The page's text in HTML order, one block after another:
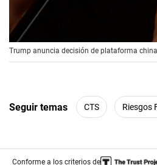
Trump anuncia decisión de plataforma china
Seguir temas CTS Riesgos
Conforme a los criterios de